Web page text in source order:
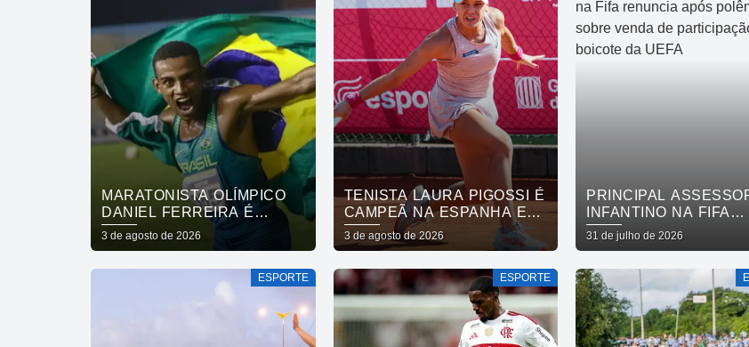
MARATONISTA OLÍMPICO
DANIEL FERREIRA É
ENCONTRADO VIVO APÓS
44 DIAS
3 de agosto de 2026
TENISTA LAURA PIGOSSI É
CAMPEÃ NA ESPANHA E
VOLTA AO TOP 200
3 de agosto de 2026
PRINCIPAL
INFANTINO NA FIFA
RENUNCIA APÓS
POLÊMICA SOBRE
BOICOTE DA UEFA
31 de julho de 2026
ESPORTE ESPORTE